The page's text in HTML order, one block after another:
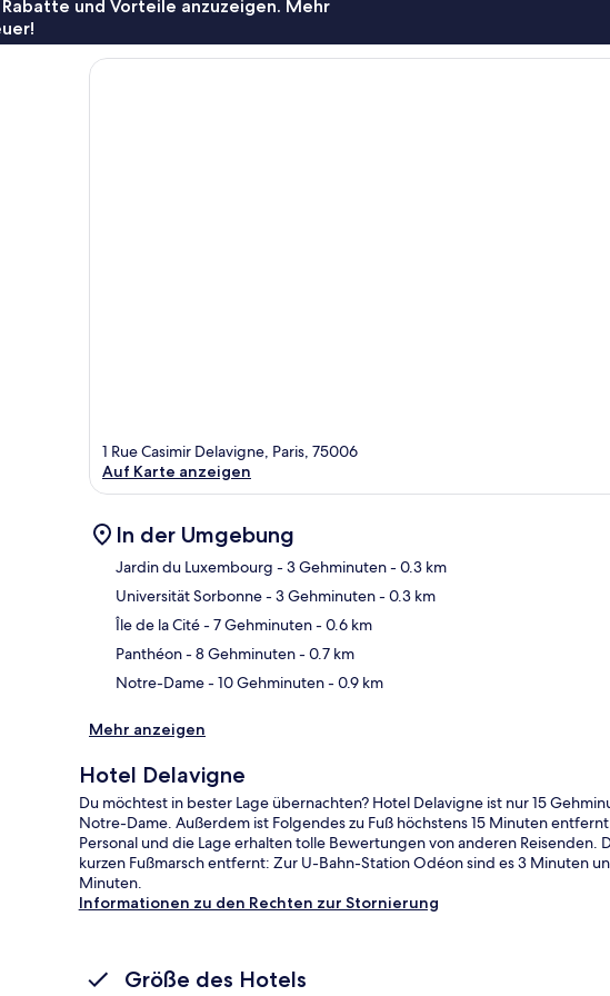
und Vorteile anzuzeigen. Mehr
1 Rue Casimir Delavigne, Paris, 75006
Auf Karte anzeigen
In der Umgebung
Jardin du Luxembourg - 3 Gehminuten- 0.3 km
Universität Sorbonne- 3 Gehminuten- 0.3 km
Île de la Cité- 7 Gehminuten- 0.6 km
Panthéon- 8 Gehminuten- 0.7 km
Notre-Dame- 10 Gehminuten- 0.9 km
Mehr anzeigen
Hotel Delavigne
Du möchtest in bester Lage übernachten? Hotel Delavigne ist nur 15
Notre-Dame. Außerdem ist Folgendes zu Fuß höchstens 15 Minuten
Personal und die Lage erhalten tolle Bewertungen von anderen
kurzen Fußmarsch entfernt: Zur U-Bahn-Station Odéon sind es 3 Minuten
Minuten.
Informationen zu den Rechten zur Stornierung
Größe des Hotels